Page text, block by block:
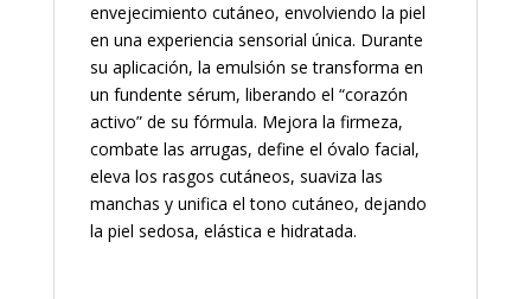
envejecimiento cutáneo, envolviendo la piel
en una experiencia sensorial única. Durante
su aplicación, la emulsión se transforma en
un fundente sérum, liberando el “corazón
activo” de su fórmula. Mejora la firmeza,
combate las arrugas, define el óvalo facial,
eleva los rasgos cutáneos, suaviza las
manchas y unifica el tono cutáneo, dejando
la piel sedosa, elástica e hidratada.